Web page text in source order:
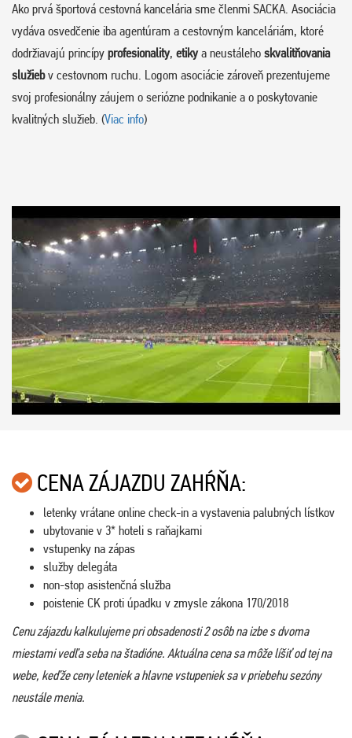
Ako prvá športová cestovná kancelária sme členmi SACKA. Asociácia
vydáva osvedčenie iba agentúram a cestovným kanceláriám, ktoré
dodržiavajú princípy profesionality, etikya neustáleho skvalitňovania
služiebv cestovnom ruchu. Logom asociácie zároveň prezentujeme
svoj profesionálny záujem o seriózne podnikanie a o poskytovanie
kvalitných služieb. (Viac info)
CENA ZÁJAZDU ZAHŔŇA:
letenky vrátane online check-in a vystavenia palubných lístkov
ubytovanie v 3* hoteli s raňajkami
vstupenky na zápas
služby delegáta
non-stop asistenčná služba
poistenie CK proti úpadku v zmysle zákona 170/2018
Cenu zájazdu kalkulujeme pri obsadenosti 2 osôb na izbe s dvoma
miestami vedľa seba na štadióne. Aktuálna cena sa môže líšiť od tej na
webe, keďže ceny leteniek a hlavne vstupeniek sa v priebehu sezóny
neustále menia.